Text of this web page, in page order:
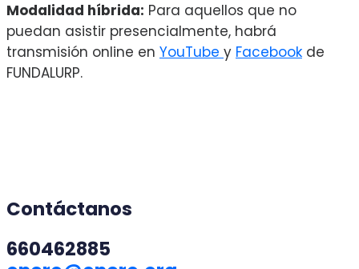
Modalidad híbrida: Para aquellos que no
puedan asistir presencialmente, habrá
transmisión online en YouTube y Facebook de
FUNDALURP.
Contáctanos
660462885